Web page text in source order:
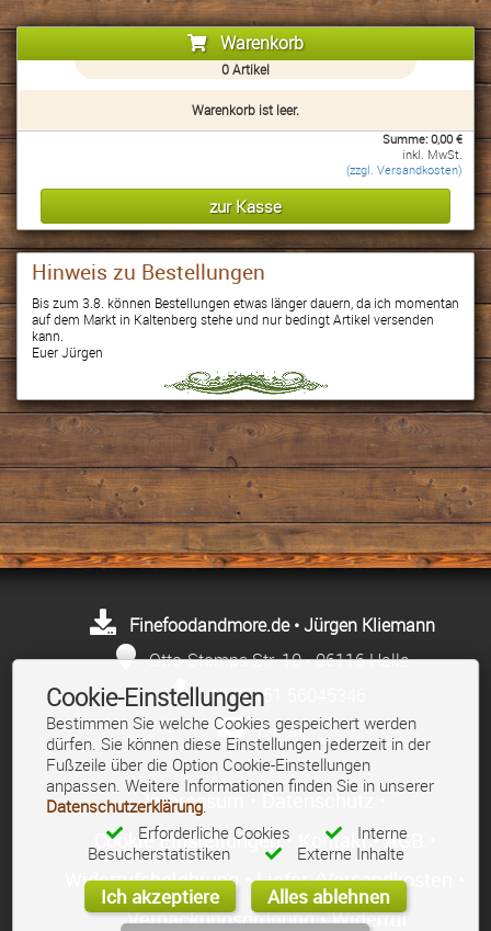
Warenkorb
0Artikel
Warenkorb ist leer.
Summe: 0,00 €
inkl. MwSt.
(zzgl. Versandkosten)
Hinweis zu Bestellungen
Bis zum 3.8. können Bestellungen etwas länger dauern, da ich momentan
auf dem Markt in Kaltenberg stehe und nur bedingt Artikel versenden
kann.
Euer Jürgen
Finefoodandmore.de • Jürgen Kliemann
Otto-Stomps Str. 10 • 06116 Halle
+49 (0)151 56045346
E-Mail
Impressum • Datenschutz •
Cookie Einstellungen • Kontakt • AGB
Widerrufsbelehrung
Liefer-/Versandkosten
Verpackungsordnung • Widerruf
Cookie-Einstellungen
Bestimmen Sie welche Cookies gespeichert werden
dürfen. Sie können diese Einstellungen jederzeit in der
Fußzeile über die Option Cookie-Einstellungen
anpassen. Weitere Informationen finden Sie in unserer
Datenschutzerklärung.
Erforderliche Cookies
Interne
Besucherstatistiken
Externe Inhalte
Ich akzeptiere
Alles ablehnen